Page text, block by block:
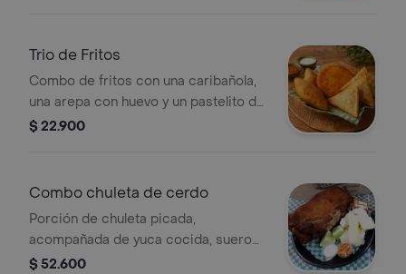
Trio de Fritos
Combo de fritos con una caribañola,
una arepa con huevo y un pastelito de
pollo.
$ 22.900
Combo chuleta de cerdo
Porción de chuleta picada,
acompañada de yuca cocida, suero
costeño y picante + bebida a
$ 52.600